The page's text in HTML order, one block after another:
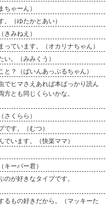
ちゃーん）
（ゆたかとあい）
みねえ）
ています。（オカリナちゃん）
。（みみくう）
？（ぱいんあっぷるちゃん）
でヒマさえあれば本ばっかり読ん
とも同じくらいかな。
くらら）
す。（むつ）
います。（快楽ママ）
ーパー君）
が好きなタイプです。
るもの好きだから。（マッキーた